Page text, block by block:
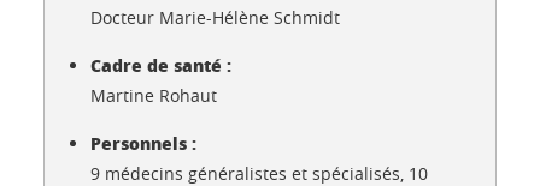
Docteur Marie-Hélène Schmidt
Cadre de santé :
Martine Rohaut
Personnels :
9 médecins généralistes et spécialisés, 10